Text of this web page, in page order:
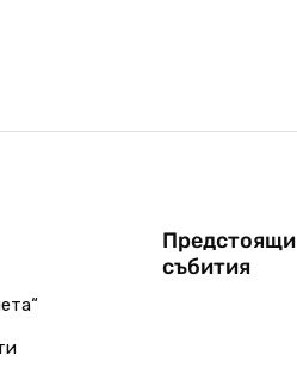
Предстоящи
събития